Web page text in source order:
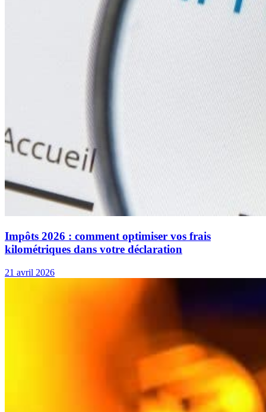
Impôts 2026 : comment optimiser vos frais
kilométriques dans votre déclaration
21 avril 2026